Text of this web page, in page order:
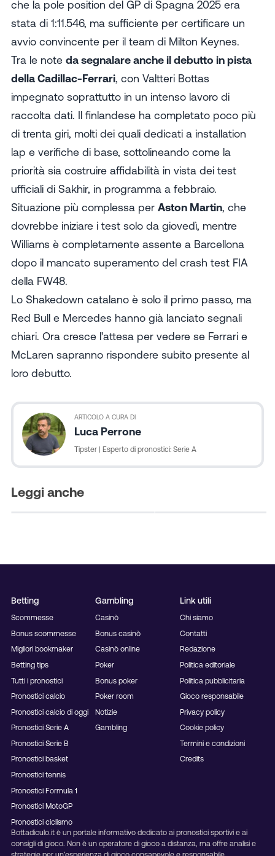
che la pole position del GP di Spagna 2025 era
stata di 1:11.546, ma sufficiente per certificare un
avvio convincente per il team di Milton Keynes.
Tra le noteda segnalare anche il debutto in pista
della Cadillac-Ferrari, con Valtteri Bottas
impegnato soprattutto in un intenso lavoro di
raccolta dati. Il finlandese ha completato poco più
di trenta giri, molti dei quali dedicati a installation
lap e verifiche di base, sottolineando come la
priorità sia costruire affidabilità in vista dei test
ufficiali di Sakhir, in programma a febbraio.
Situazione più complessa perAston Martin, che
dovrebbe iniziare i test solo da giovedì, mentre
Williams è completamente assente a Barcellona
dopo il mancato superamento del crash test FIA
della FW48.
Lo Shakedown catalano è solo il primo passo, ma
Red Bull e Mercedes hanno già lanciato segnali
chiari. Ora cresce l’attesa per vedere se Ferrari e
McLaren sapranno rispondere subito presente al
loro debutto.
ARTICOLO A CURA DI
Luca Perrone
Tipster | Esperto di pronostici: Serie A
Leggi anche
Coppa Italia
Pronostico Benevento-
Italia
Pronostico Arezzo-
Betting
Scommesse
Bonus scommesse
Migliori bookmaker
Betting tips
Tutti i pronostici
Pronostici calcio
Pronostici calcio di oggi
Pronostici Serie A
Pronostici Serie B
Pronostici basket
Pronostici tennis
Pronostici Formula 1
Pronostici MotoGP
Pronostici ciclismo
Gambling
Casinò
Bonus casinò
Casinò online
Poker
Bonus poker
Poker room
Notizie
Gambling
Link utili
Chi siamo
Contatti
Redazione
Politica editoriale
Politica pubblicitaria
Gioco responsabile
Privacy policy
Cookie policy
Termini e condizioni
Credits
Bottadiculo.it è un portale informativo dedicato ai pronostici sportivi e ai
consigli di gioco. Non è un operatore di gioco a distanza, ma offre analisi e